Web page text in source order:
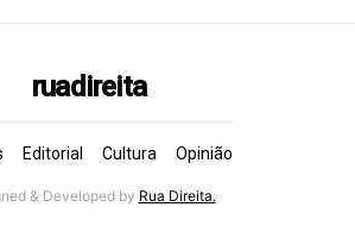
ruadireita
Editorial Cultura Opinião
& Developed by Rua Direita.